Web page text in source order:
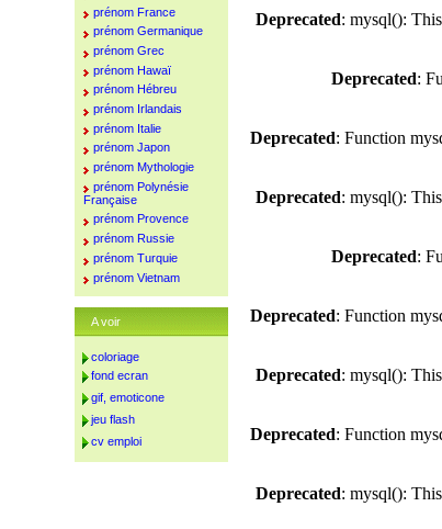
Deprecated: mysql():
Deprecated:
Deprecated: Function
Deprecated: mysql():
Deprecated:
Deprecated: Function
Deprecated: mysql():
Deprecated: Function
Deprecated: mysql():
prénom France
prénom Germanique
prénom Grec
prénom Hawaï
prénom Hébreu
prénom Irlandais
prénom Italie
prénom Japon
prénom Mythologie
prénom Polynésie
Française
prénom Provence
prénom Russie
prénom Turquie
prénom Vietnam
A voir
coloriage
fond ecran
gif, emoticone
jeu flash
cv emploi